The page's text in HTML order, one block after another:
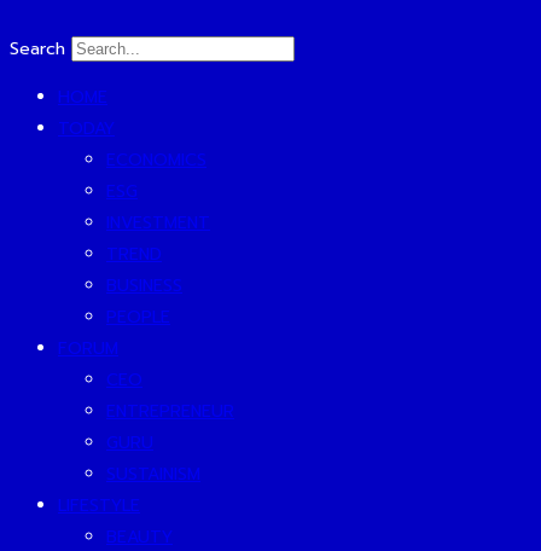
Search
HOME
TODAY
ECONOMICS
ESG
INVESTMENT
TREND
BUSINESS
PEOPLE
FORUM
CEO
ENTREPRENEUR
GURU
SUSTAINISM
LIFESTYLE
BEAUTY